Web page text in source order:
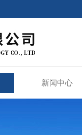
新闻中心